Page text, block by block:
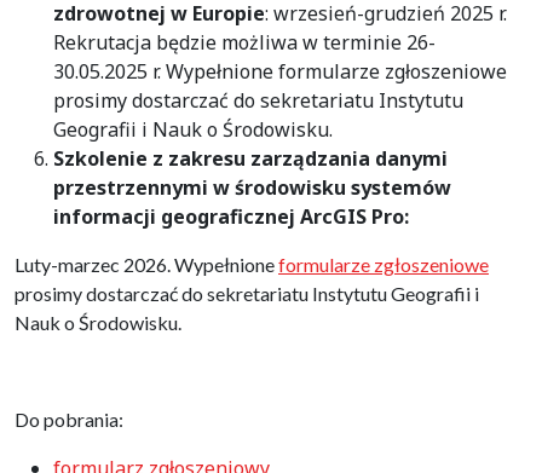
zdrowotnej w Europie: wrzesień-grudzień 2025 r.
Rekrutacja będzie możliwa w terminie 26-
30.05.2025 r. Wypełnione formularze zgłoszeniowe
prosimy dostarczać do sekretariatu Instytutu
Geografii i Nauk o Środowisku.
Szkolenie z zakresu zarządzania danymi
przestrzennymi w środowisku systemów
informacji geograficznej ArcGIS Pro:
Luty-marzec 2026. Wypełnioneformularze zgłoszeniowe
prosimy dostarczać do sekretariatu Instytutu Geografii i
Nauk o Środowisku.
Do pobrania: